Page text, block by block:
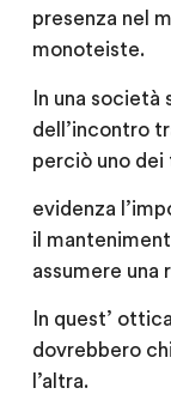
presenza nel
monoteiste.
In una
dell’incontro
perciò uno dei
evidenza
il
assumere una
In quest’
dovrebbero
l’altra.